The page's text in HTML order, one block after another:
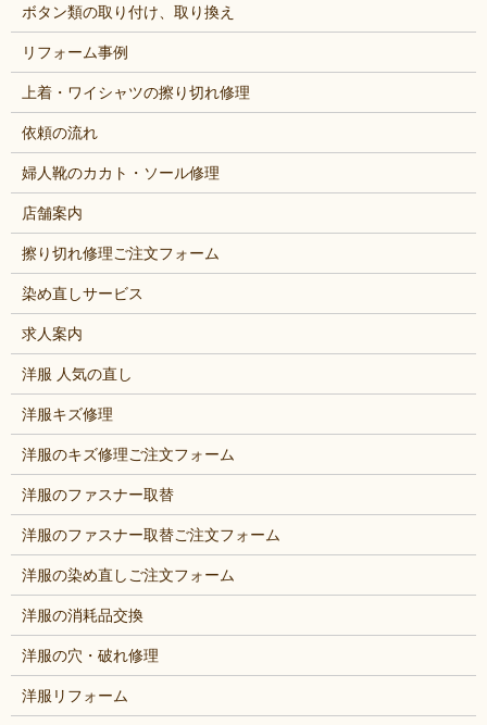
ボタン類の取り付け、取り換え
リフォーム事例
上着・ワイシャツの擦り切れ修理
依頼の流れ
婦人靴のカカト・ソール修理
店舗案内
擦り切れ修理ご注文フォーム
染め直しサービス
求人案内
洋服 人気の直し
洋服キズ修理
洋服のキズ修理ご注文フォーム
洋服のファスナー取替
洋服のファスナー取替ご注文フォーム
洋服の染め直しご注文フォーム
洋服の消耗品交換
洋服の穴・破れ修理
洋服リフォーム